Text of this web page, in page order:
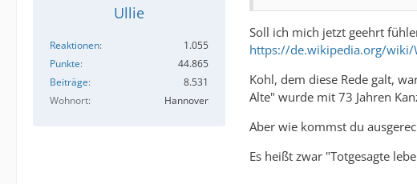
Ullie
Reaktionen
1.055
Punkte
44.865
Beiträge
8.531
Wohnort
Hannover
Soll ich mich jetzt geehrt
https://de.wikipedia.org/wiki/
Kohl, dem diese Rede galt,
Alte" wurde mit 73 Jahren
Aber wie kommst du
Es heißt zwar "Totgesagte